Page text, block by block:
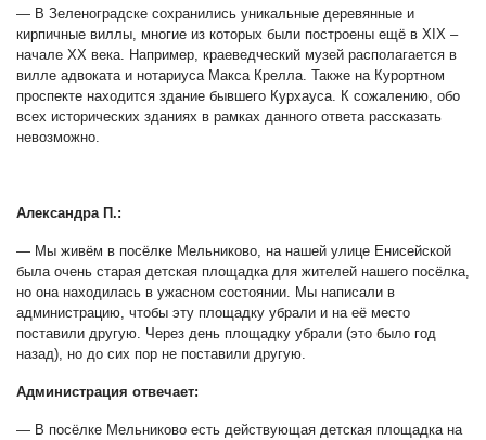
— В Зеленоградске сохранились уникальные деревянные и
кирпичные виллы, многие из которых были построены ещё в XIX –
начале XX века. Например, краеведческий музей располагается в
вилле адвоката и нотариуса Макса Крелла. Также на Курортном
проспекте находится здание бывшего Курхауса. К сожалению, обо
всех исторических зданиях в рамках данного ответа рассказать
невозможно.
Александра П.:
— Мы живём в посёлке Мельниково, на нашей улице Енисейской
была очень старая детская площадка для жителей нашего посёлка,
но она находилась в ужасном состоянии. Мы написали в
администрацию, чтобы эту площадку убрали и на её место
поставили другую. Через день площадку убрали (это было год
назад), но до сих пор не поставили другую.
Администрация отвечает:
— В посёлке Мельниково есть действующая детская площадка на